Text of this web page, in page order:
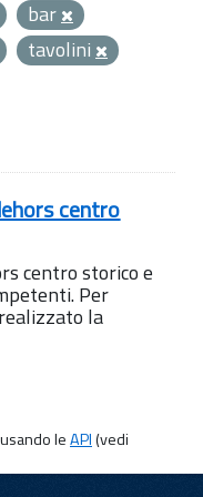
bar
tavolini
centro
centro storico e
Per
la
leAPI(vedi